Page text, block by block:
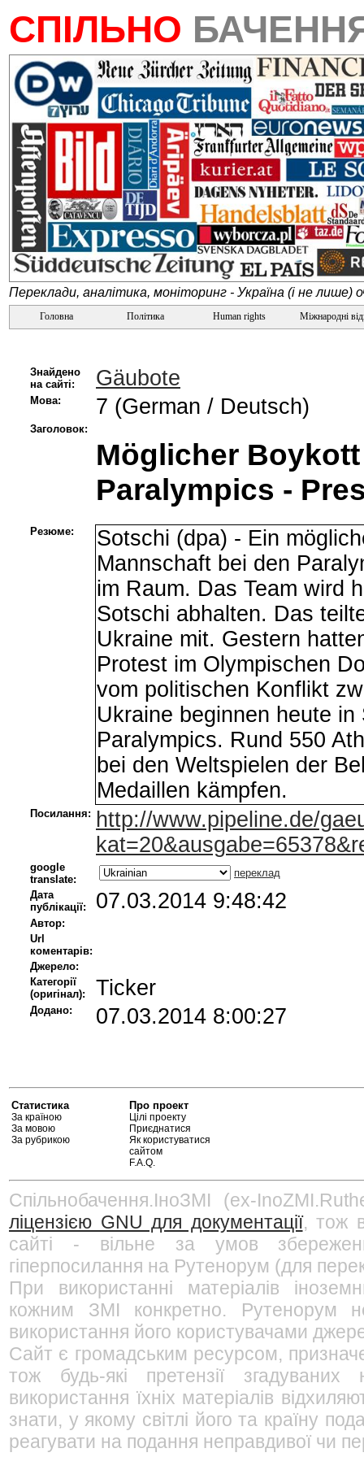
СПІЛЬНО
Переклади, аналітика, моніторинг - Україна (і не лише)
Головна Політика Human rights Міжнародні
Знайдено
на сайті:
Gäubote
Мова: 7 (German / Deutsch)
Заголовок:
Möglicher
Paralympics -
Резюме:
Sotschi (dpa) - Ein
Mannschaft bei den
im Raum. Das Team wird
Sotschi abhalten. Das
Ukraine mit. Gestern
Protest im Olympischen
vom politischen Konflikt
Ukraine beginnen heute
Paralympics. Rund 550
bei den Weltspielen der
Medaillen kämpfen.
Посилання:
http://www.pipeline.de/
google
translate:
переклад
Дата
публікації:
07.03.2014 9:48:42
Автор:
Url
коментарів:
Джерело:
Категорії
(оригінал):
Ticker
Додано: 07.03.2014 8:00:27
Статистика
За країною
За мовою
За рубрикою
Про проект
Цілі проекту
Приєднатися
Як користуватися
сайтом
F.A.Q.
Спільнобачення.ІноЗМІ (ex-
ліцензією GNU для документації, тож
сайті - вільне за умов
гіперпосилання на Рутенорум (для
При використанні матеріалів
кожним ЗМІ конкретно. Рутенорум
використання його користувачами
Сайт є громадським ресурсом,
тож будь-які претензії
використання їхніх матеріалів
знати, у якому світлі його та країну
реагувати на подання неправдивої чи